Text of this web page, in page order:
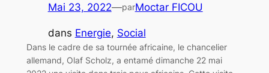
Mai 23, 2022—parMoctar FICOU
dans Energie, Social
Dans le cadre de sa tournée africaine, le chancelier
allemand, Olaf Scholz, a entamé dimanche 22 mai